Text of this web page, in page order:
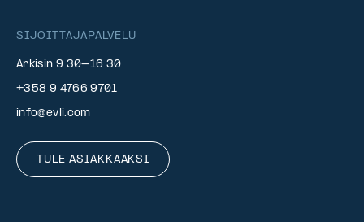
SIJOITTAJAPALVELU
Arkisin 9.30–16.30
+358 9 4766 9701
info@evli.com
TULE ASIAKKAAKSI